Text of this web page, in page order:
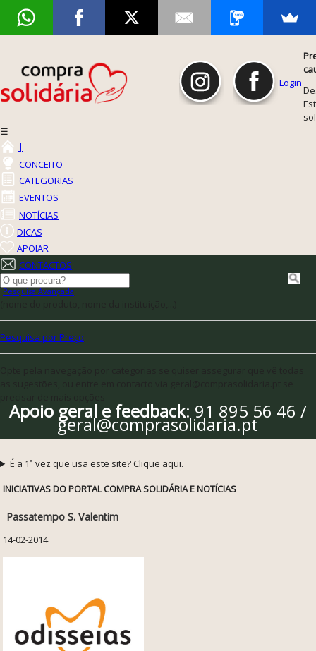
Login
☰
|
CONCEITO
CATEGORIAS
EVENTOS
NOTÍCIAS
DICAS
APOIAR
CONTACTOS
Pesquisa Avançada
Pesquisa por Preço
Apoio geral e feedback: 91 895 56 46 /
geral@comprasolidaria.pt
É a 1ª vez que usa este site? Clique aqui.
INICIATIVAS DO PORTAL COMPRA SOLIDÁRIA E NOTÍCIAS
Passatempo S. Valentim
14-02-2014